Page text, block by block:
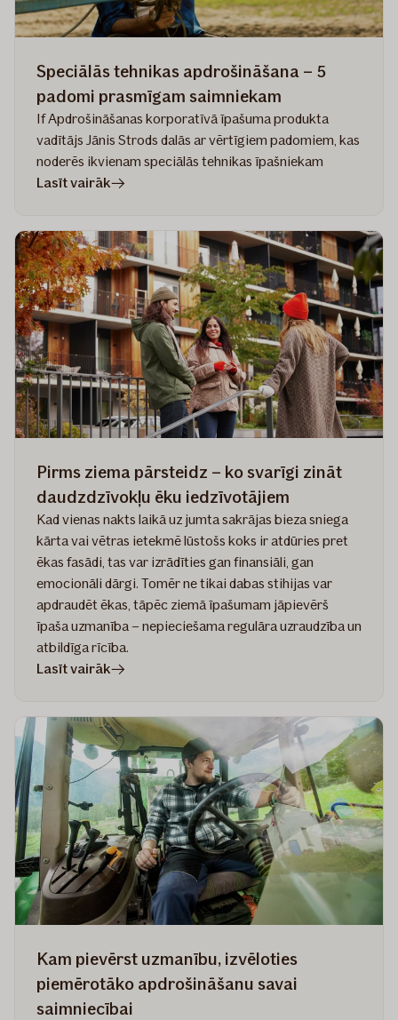
Speciālās tehnikas apdrošināšana – 5
padomi prasmīgam saimniekam
If Apdrošināšanas korporatīvā īpašuma produkta
vadītājs Jānis Strods dalās ar vērtīgiem padomiem, kas
noderēs ikvienam speciālās tehnikas īpašniekam
Lasīt vairākrakstā
apdrošināšana
–
5
padomi
prasmīgam
saimniekam
Pirms ziema pārsteidz – ko svarīgi zināt
daudzdzīvokļu ēku iedzīvotājiem
Kad vienas nakts laikā uz jumta sakrājas bieza sniega
kārta vai vētras ietekmē lūstošs koks ir atdūries pret
ēkas fasādi, tas var izrādīties gan finansiāli, gan
emocionāli dārgi. Tomēr ne tikai dabas stihijas var
apdraudēt ēkas, tāpēc ziemā īpašumam jāpievērš
īpaša uzmanība – nepieciešama regulāra uzraudzība un
atbildīga rīcība.
Lasīt vairākrakstā
pārsteidz
–
ko
svarīgi
zināt
daudzdzīvokļu
ēku
iedzīvotājiem
Kam pievērst uzmanību, izvēloties
piemērotāko apdrošināšanu savai
saimniecībai